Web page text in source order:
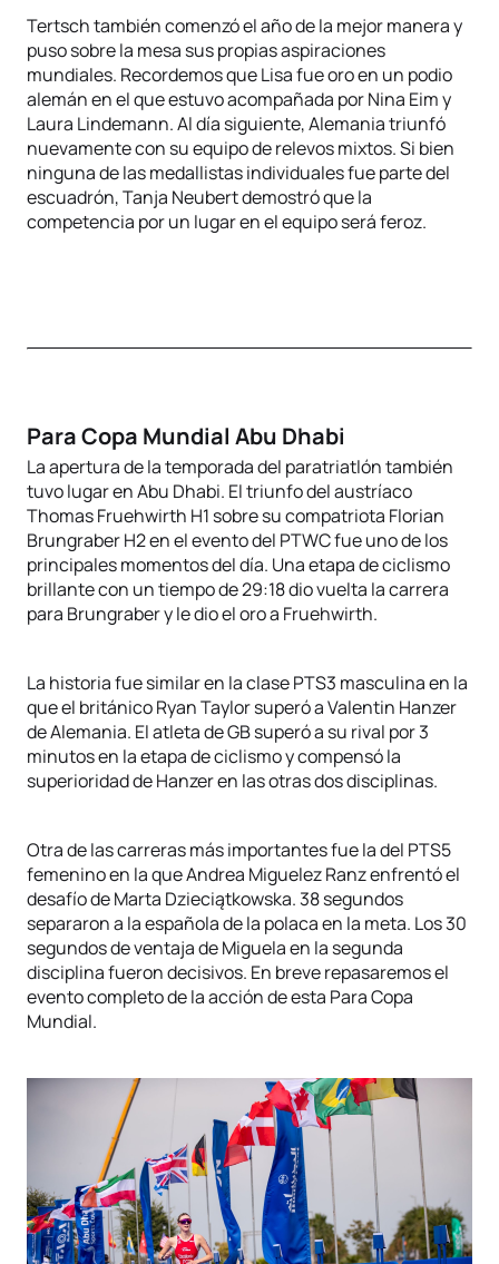
Tertsch también comenzó el año de la mejor manera y
puso sobre la mesa sus propias aspiraciones
mundiales. Recordemos que Lisa fue oro en un podio
alemán en el que estuvo acompañada por Nina Eim y
Laura Lindemann. Al día siguiente, Alemania triunfó
nuevamente con su equipo de relevos mixtos. Si bien
ninguna de las medallistas individuales fue parte del
escuadrón, Tanja Neubert demostró que la
competencia por un lugar en el equipo será feroz.
Para Copa Mundial Abu Dhabi
La apertura de la temporada del paratriatlón también
tuvo lugar en Abu Dhabi. El triunfo del austríaco
Thomas Fruehwirth H1 sobre su compatriota Florian
Brungraber H2 en el evento del PTWC fue uno de los
principales momentos del día. Una etapa de ciclismo
brillante con un tiempo de 29:18 dio vuelta la carrera
para Brungraber y le dio el oro a Fruehwirth.
La historia fue similar en la clase PTS3 masculina en la
que el británico Ryan Taylor superó a Valentin Hanzer
de Alemania. El atleta de GB superó a su rival por 3
minutos en la etapa de ciclismo y compensó la
superioridad de Hanzer en las otras dos disciplinas.
Otra de las carreras más importantes fue la del PTS5
femenino en la que Andrea Miguelez Ranz enfrentó el
desafío de Marta Dzieciątkowska. 38 segundos
separaron a la española de la polaca en la meta. Los 30
segundos de ventaja de Miguela en la segunda
disciplina fueron decisivos. En breve repasaremos el
evento completo de la acción de esta Para Copa
Mundial.